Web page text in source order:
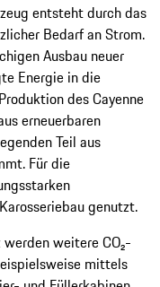
entsteht durch das
Bedarf an Strom.
Ausbau neuer
Energie in die
des Cayenne
erneuerbaren
Teil aus
Für die
genutzt.
weitere CO₂-
mittels